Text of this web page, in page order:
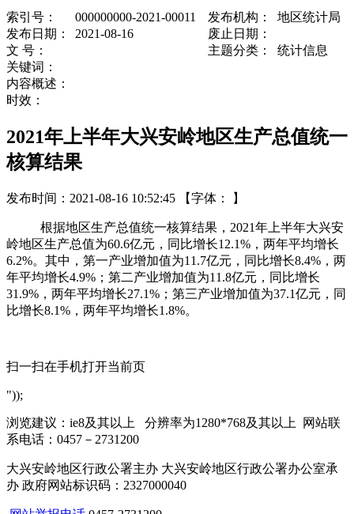
索引号： 000000000-2021-00011 发布机构：
地区统计局
发布日期：
2021-08-16
废止日期：
文 号：
主题分类：
统计信息
关键词：
内容概述：
时效：
2021年上半年大兴安岭地区生产总值统一
核算结果
发布时间：2021-08-16 10:52:45 【字体： 】
根据地区生产总值统一核算结果，2021年上半年大兴安
岭地区生产总值为60.6亿元，同比增长12.1%，两年平均增长
6.2%。其中，第一产业增加值为11.7亿元，同比增长8.4%，两
年平均增长4.9%；第二产业增加值为11.8亿元，同比增长
31.9%，两年平均增长27.1%；第三产业增加值为37.1亿元，同
比增长8.1%，两年平均增长1.8%。
扫一扫在手机打开当前页
"));
浏览建议：ie8及其以上 分辨率为1280*768及其以上 网站联
系电话：0457－2731200
大兴安岭地区行政公署主办 大兴安岭地区行政公署办公室承
办 政府网站标识码：2327000040